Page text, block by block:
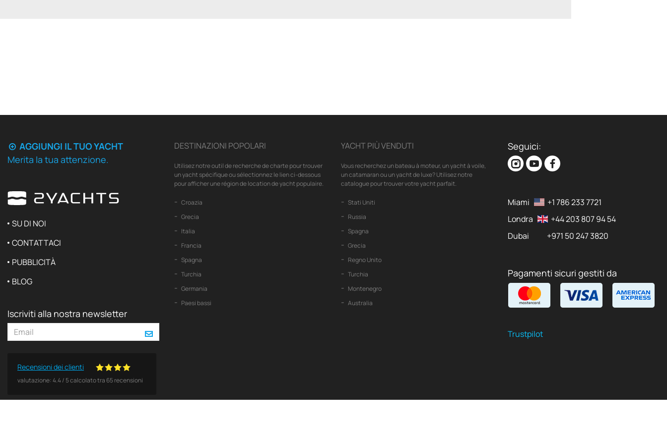
AGGIUNGI IL TUO YACHT
Merita la tua attenzione.
SU DI NOI
CONTATTACI
PUBBLICITÀ
BLOG
Iscriviti alla nostra newsletter
Recensioni dei clienti
valutazione:4.4/ 5calcolato tra 65recensioni
DESTINAZIONI POPOLARI
Utilisez notre outil de recherche de charte pour trouver
un yacht spécifique ou sélectionnez le lien ci-dessous
pour afficher une région de location de yacht populaire.
Croazia
Grecia
Italia
Francia
Spagna
Turchia
Germania
Paesi bassi
YACHT PIÙ VENDUTI
Vous recherchez un bateau à moteur, un yacht à voile,
un catamaran ou un yacht de luxe? Utilisez notre
catalogue pour trouver votre yacht parfait.
Stati Uniti
Russia
Spagna
Grecia
Regno Unito
Turchia
Montenegro
Australia
Seguici:
Miami
+1 786 233 7721
Londra
+44 203 807 94 54
Dubai
+971 50 247 3820
Pagamenti sicuri gestiti da
Trustpilot